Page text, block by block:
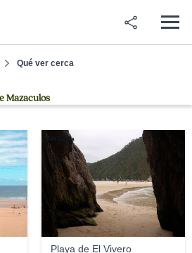
Qué ver cerca
Mazaculos
Playa de El Vivero
dirk bijstra